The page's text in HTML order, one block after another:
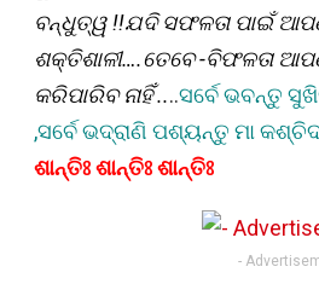
ବନ୍ଧୁତ୍ୱ !!ଯଦି ସଫଳତା ପାଇଁ
ଶକ୍ତିଶାଳୀ….ତେବେ -ବିଫଳତା
କରିପାରିବ ନାହିଁ ....ସର୍ବେ ଭବନ୍ତୁ
,ସର୍ବେ ଭଦ୍ରାଣି ପଶ୍ୟନ୍ତୁ ମା
ଶାନ୍ତିଃ ଶାନ୍ତିଃ ଶାନ୍ତିଃ
-